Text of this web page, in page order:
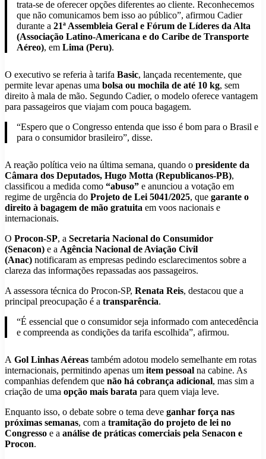
trata-se de oferecer opções diferentes ao cliente. Reconhecemos
que não comunicamos bem isso ao público”, afirmou Cadier
durante a 21ª Assembleia Geral e Fórum de Líderes da Alta
(Associação Latino-Americana e do Caribe de Transporte
Aéreo), em Lima (Peru).
O executivo se referia à tarifa Basic, lançada recentemente, que
permite levar apenas uma bolsa ou mochila de até 10 kg, sem
direito à mala de mão. Segundo Cadier, o modelo oferece vantagem
para passageiros que viajam com pouca bagagem.
“Espero que o Congresso entenda que isso é bom para o Brasil e
para o consumidor brasileiro”, disse.
A reação política veio na última semana, quando o presidente da
Câmara dos Deputados, Hugo Motta (Republicanos-PB),
classificou a medida como “abuso” e anunciou a votação em
regime de urgência do Projeto de Lei 5041/2025, que garante o
direito à bagagem de mão gratuita em voos nacionais e
internacionais.
O Procon-SP, a Secretaria Nacional do Consumidor
(Senacon) e a Agência Nacional de Aviação Civil
(Anac) notificaram as empresas pedindo esclarecimentos sobre a
clareza das informações repassadas aos passageiros.
A assessora técnica do Procon-SP, Renata Reis, destacou que a
principal preocupação é a transparência.
“É essencial que o consumidor seja informado com antecedência
e compreenda as condições da tarifa escolhida”, afirmou.
A Gol Linhas Aéreas também adotou modelo semelhante em rotas
internacionais, permitindo apenas um item pessoal na cabine. As
companhias defendem que não há cobrança adicional, mas sim a
criação de uma opção mais barata para quem viaja leve.
Enquanto isso, o debate sobre o tema deve ganhar força nas
próximas semanas, com a tramitação do projeto de lei no
Congresso e a análise de práticas comerciais pela Senacon e
Procon.